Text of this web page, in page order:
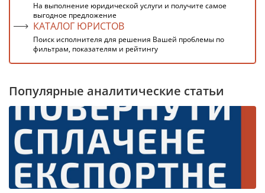
На выполнение юридической услуги и получите самое
выгодное предложение
КАТАЛОГ ЮРИСТОВ
Поиск исполнителя для решения Вашей проблемы по
фильтрам, показателям и рейтингу
Популярные аналитические статьи